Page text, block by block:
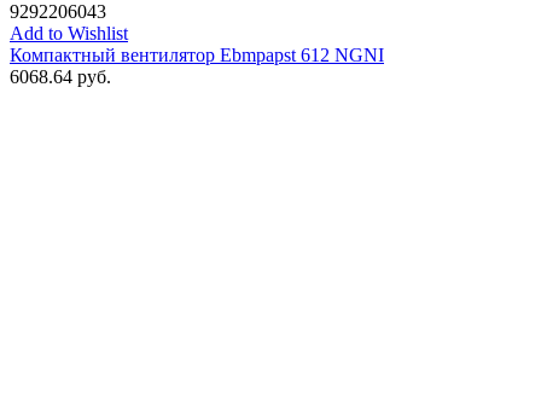
9292206043
Add to Wishlist
Компактный вентилятор Ebmpapst 612 NGNI
6068.64 руб.